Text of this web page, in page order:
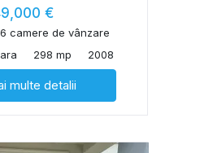
€
camere de vânzare
298 mp 2008
multe detalii